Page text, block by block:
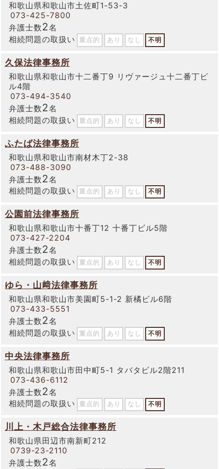
和歌山県和歌山市土佐町1-53-3
073-425-7800
弁護士数2名
相続問題の取扱い
重点的 あり なし 不明
久保法律事務所
和歌山県和歌山市十二番丁9 リヴァージュ十二番丁ビ
ル4階
073-494-3540
弁護士数2名
相続問題の取扱い
重点的 あり なし 不明
ふたば法律事務所
和歌山県和歌山市南材木丁2-38
073-488-3090
弁護士数2名
相続問題の取扱い
重点的 あり なし 不明
公園前法律事務所
和歌山県和歌山市十番丁12 十番丁ビル5階
073-427-2204
弁護士数2名
相続問題の取扱い
重点的 あり なし 不明
ゆら・山﨑法律事務所
和歌山県和歌山市美園町5-1-2 新橘ビル6階
073-433-5551
弁護士数2名
相続問題の取扱い
重点的 あり なし 不明
中央法律事務所
和歌山県和歌山市田中町5-1 タバタビル2階211
073-436-6112
弁護士数2名
相続問題の取扱い
重点的 あり なし 不明
川上・木戸総合法律事務所
和歌山県田辺市南新町212
0739-23-2110
弁護士数2名